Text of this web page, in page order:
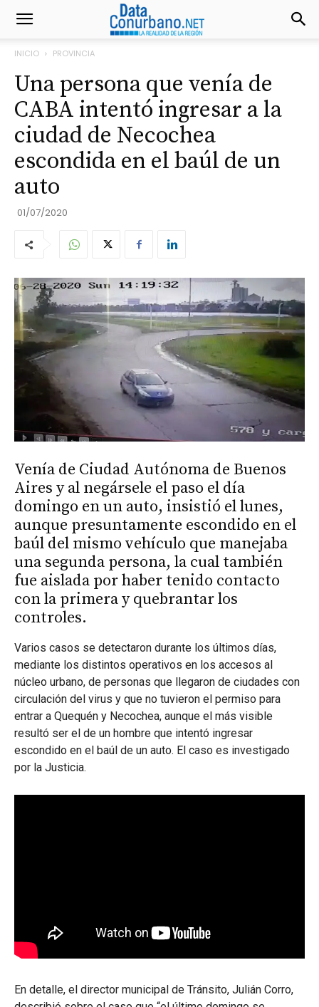
INICIO PROVINCIA
Una persona que venía de
CABA intentó ingresar a la
ciudad de Necochea
escondida en el baúl de un
auto
01/07/2020
Venía de Ciudad Autónoma de Buenos
Aires y al negársele el paso el día
domingo en un auto, insistió el lunes,
aunque presuntamente escondido en el
baúl del mismo vehículo que manejaba
una segunda persona, la cual también
fue aislada por haber tenido contacto
con la primera y quebrantar los
controles.
Varios casos se detectaron durante los últimos días,
mediante los distintos operativos en los accesos al
núcleo urbano, de personas que llegaron de ciudades con
circulación del virus y que no tuvieron el permiso para
entrar a Quequén y Necochea, aunque el más visible
resultó ser el de un hombre que intentó ingresar
escondido en el baúl de un auto. El caso es investigado
por la Justicia.
En detalle, el director municipal de Tránsito, Julián Corro,